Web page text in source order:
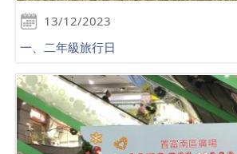
13/12/2023
一、二年級旅行日